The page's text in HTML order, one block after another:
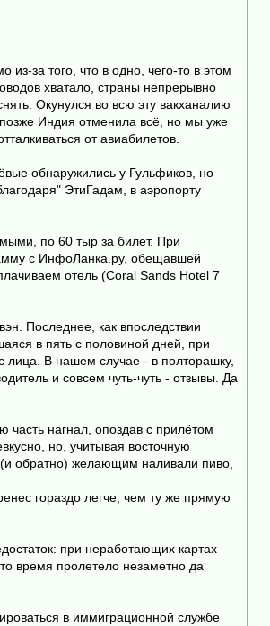
за того, что в одно, чего-то в этом
хватало, страны непрерывно
Окунулся во всю эту вакханалию
Индия отменила всё, но мы уже
от авиабилетов.
обнаружились у Гульфиков, но
ЭтиГадам, в аэропорту
по 60 тыр за билет. При
с ИнфоЛанка.ру, обещавшей
отель (Coral Sands Hotel 7
Последнее, как впоследствии
в пять с половиной дней, при
лица. В нашем случае - в полторашку,
и совсем чуть-чуть - отзывы. Да
нагнал, опоздав с прилётом
но, учитывая восточную
обратно) желающим наливали пиво,
гораздо легче, чем ту же прямую
при неработающих картах
время пролетело незаметно да
в иммиграционной службе